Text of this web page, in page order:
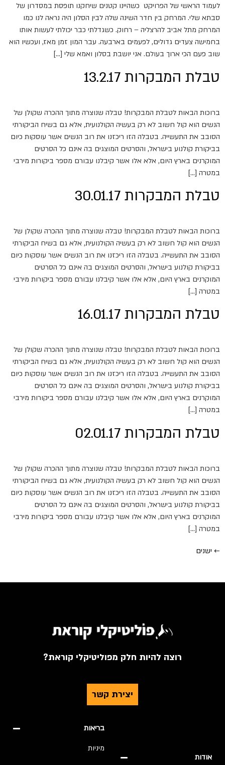
לעמוד הראשי של הפרויקט כשהיינו קטנים שיחקנו תופסת במסדרון של
סבתא שלי. המרחק בין חדר השינה שלה לבין הסלון היה נראה לנו כמו
המרחק מתל אביב להרצליה – רחוק. כשגדלתי כבר יכולתי לעשות אותו
בחמישה צעדים גדולים, לפעמים בארבעה. עבר המון זמן מאז, ועכשיו הוא
שוב פעם הכי ארוך בעולם. אני יושבת בסלון ואמא שלי […]
טבלת המבקרות 13.2.17
ברוכות הבאות לטבלת המבקרות! טבלה שנוצרה מתוך ההכרה שקולן של
הנשים הוא קול חשוב לא רק בעשיה הקולנועית, אלא גם בשיח הביקורתי
הסובב את התעשייה. בטבלה הזו ריכזנו את רוב הנשים אשר עוסקות כיום
בביקורת קולנוע בישראל, והסרטים המוצגים בה אינם כל הסרטים
המוקרנים בארץ היום, אלא אלו אשר קיבלנו עבורם מספר ביקורות מירבי
במטרה […]
טבלת המבקרות 30.01.17
ברוכות הבאות לטבלת המבקרות! טבלה שנוצרה מתוך ההכרה שקולן של
הנשים הוא קול חשוב לא רק בעשיה הקולנועית, אלא גם בשיח הביקורתי
הסובב את התעשייה. בטבלה הזו ריכזנו את רוב הנשים אשר עוסקות כיום
בביקורת קולנוע בישראל, והסרטים המוצגים בה אינם כל הסרטים
המוקרנים בארץ היום, אלא אלו אשר קיבלנו עבורם מספר ביקורות מירבי
במטרה […]
טבלת המבקרות 16.01.17
ברוכות הבאות לטבלת המבקרות! טבלה שנוצרה מתוך ההכרה שקולן של
הנשים הוא קול חשוב לא רק בעשיה הקולנועית, אלא גם בשיח הביקורתי
הסובב את התעשייה. בטבלה הזו ריכזנו את רוב הנשים אשר עוסקות כיום
בביקורת קולנוע בישראל, והסרטים המוצגים בה אינם כל הסרטים
המוקרנים בארץ היום, אלא אלו אשר קיבלנו עבורם מספר ביקורות מירבי
במטרה […]
טבלת המבקרות 02.01.17
ברוכות הבאות לטבלת המבקרות! טבלה שנוצרה מתוך ההכרה שקולן של
הנשים הוא קול חשוב לא רק בעשיה הקולנועית, אלא גם בשיח הביקורתי
הסובב את התעשייה. בטבלה הזו ריכזנו את רוב הנשים אשר עוסקות כיום
בביקורת קולנוע בישראל, והסרטים המוצגים בה אינם כל הסרטים
המוקרנים בארץ היום, אלא אלו אשר קיבלנו עבורם מספר ביקורות מירבי
במטרה […]
← ישנים
רוצה להיות חלק מפוליטיקלי קוראת?
יצירת קשר
אודות
בריאות
מיניות